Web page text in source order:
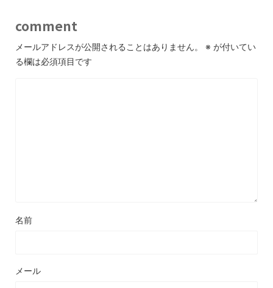
comment
メールアドレスが公開されることはありません。 ※ が付いてい
る欄は必須項目です
名前
メール